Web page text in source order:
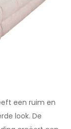
een ruim en
look. De